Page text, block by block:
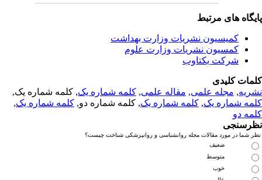
های مرتبط
کمیسیون نشریات وزارت بهداشت
کمسیون نشریات وزارت علوم
شرکت یکتاوب
کلیدی
,مجله علمی, مقاله علمی, کلمه شماره یک, کلمه شماره یک,
شماره یک,کلمه شماره یک, کلمه شماره دو,کلمه شماره یک,
دو
شما در مورد مقالات مجله روانشناسی و روانپزشکی شناخت چیست؟
ضعیف
متوسط
خوب